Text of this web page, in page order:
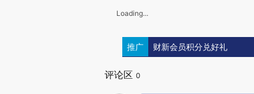
Loading...
推广 财新会员积分兑好礼
评论区 0